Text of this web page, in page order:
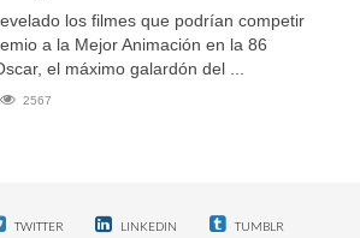
los filmes que podrían competir
a la Mejor Animación en la 86
el máximo galardón del ...
2567
TWITTER LINKEDIN TUMBLR